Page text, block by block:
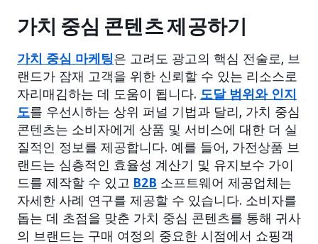
가치 중심 콘텐츠 제공하기
가치 중심 마케팅은 고려도 광고의 핵심 전술로, 브
랜드가 잠재 고객을 위한 신뢰할 수 있는 리소스로
자리매김하는 데 도움이 됩니다. 도달 범위와 인지
도를 우선시하는 상위 퍼널 기법과 달리, 가치 중심
콘텐츠는 소비자에게 상품 및 서비스에 대한 더 실
질적인 정보를 제공합니다. 예를 들어, 가전상품 브
랜드는 심층적인 효율성 계산기 및 유지보수 가이
드를 제작할 수 있고 B2B 소프트웨어 제공업체는
자세한 사례 연구를 제공할 수 있습니다. 소비자를
돕는 데 초점을 맞춘 가치 중심 콘텐츠를 통해 귀사
의 브랜드는 구매 여정의 중요한 시점에서 쇼핑객